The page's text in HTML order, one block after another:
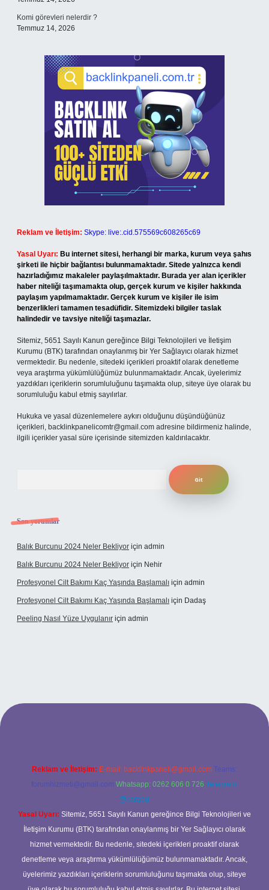
Komi görevleri nelerdir ?
Temmuz 14, 2026
Reklam ve İletişim: Skype: live:.cid.575569c608265c69
Yasal Uyarı: Bu internet sitesi, herhangi bir marka, kurum veya şahıs
şirketi ile hiçbir bağlantısı bulunmamaktadır. Sitede yalnızca kendi
hazırladığımız makaleler paylaşılmaktadır. Burada yer alan içerikler
haber niteliği taşımamakta olup, gerçek kurum ve kişiler hakkında
paylaşım yapılmamaktadır. Gerçek kurum ve kişiler ile isim
benzerlikleri tamamen tesadüfidir. Sitemizdeki bilgiler taslak
halindedir ve tavsiye niteliği taşımazlar.
Sitemiz, 5651 Sayılı Kanun gereğince Bilgi Teknolojileri ve İletişim
Kurumu (BTK) tarafından onaylanmış bir Yer Sağlayıcı olarak hizmet
vermektedir. Bu nedenle, sitedeki içerikleri proaktif olarak denetleme
veya araştırma yükümlülüğümüz bulunmamaktadır. Ancak, üyelerimiz
yazdıkları içeriklerin sorumluluğunu taşımakta olup, siteye üye olarak bu
sorumluluğu kabul etmiş sayılırlar.
Hukuka ve yasal düzenlemelere aykırı olduğunu düşündüğünüz
içerikleri, backlinkpanelicomtr@gmail.com adresine bildirmeniz halinde,
ilgili içerikler yasal süre içerisinde sitemizden kaldırılacaktır.
Son yorumlar
Balık Burcunu 2024 Neler Bekliyor için admin
Balık Burcunu 2024 Neler Bekliyor için Nehir
Profesyonel Cilt Bakımı Kaç Yaşında Başlamalı için admin
Profesyonel Cilt Bakımı Kaç Yaşında Başlamalı için Dadaş
Peeling Nasıl Yüze Uygulanır için admin
Reklam ve İletişim: E-mail: backlinkpaneli@gmail.com Teams:
forumhizmeti@gmail.com Whatsapp: 0262 606 0 726 Telegram:
@karabul
Yasal Uyarı: Sitemiz, 5651 Sayılı Kanun gereğince Bilgi Teknolojileri ve
İletişim Kurumu (BTK) tarafından onaylanmış bir Yer Sağlayıcı olarak
hizmet vermektedir. Bu nedenle, sitedeki içerikleri proaktif olarak
denetleme veya araştırma yükümlülüğümüz bulunmamaktadır. Ancak,
üyelerimiz yazdıkları içeriklerin sorumluluğunu taşımakta olup, siteye